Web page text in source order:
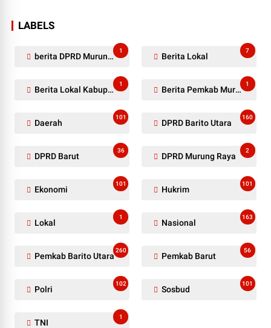
LABELS
berita DPRD Murung Raya
1
Berita Lokal
7
Berita Lokal Kabupaten Barito Utara
1
Berita Pemkab Murung Raya
1
Daerah
101
DPRD Barito Utara
160
DPRD Barut
36
DPRD Murung Raya
2
Ekonomi
101
Hukrim
101
Lokal
1
Nasional
163
Pemkab Barito Utara
260
Pemkab Barut
56
Polri
102
Sosbud
101
TNI
1